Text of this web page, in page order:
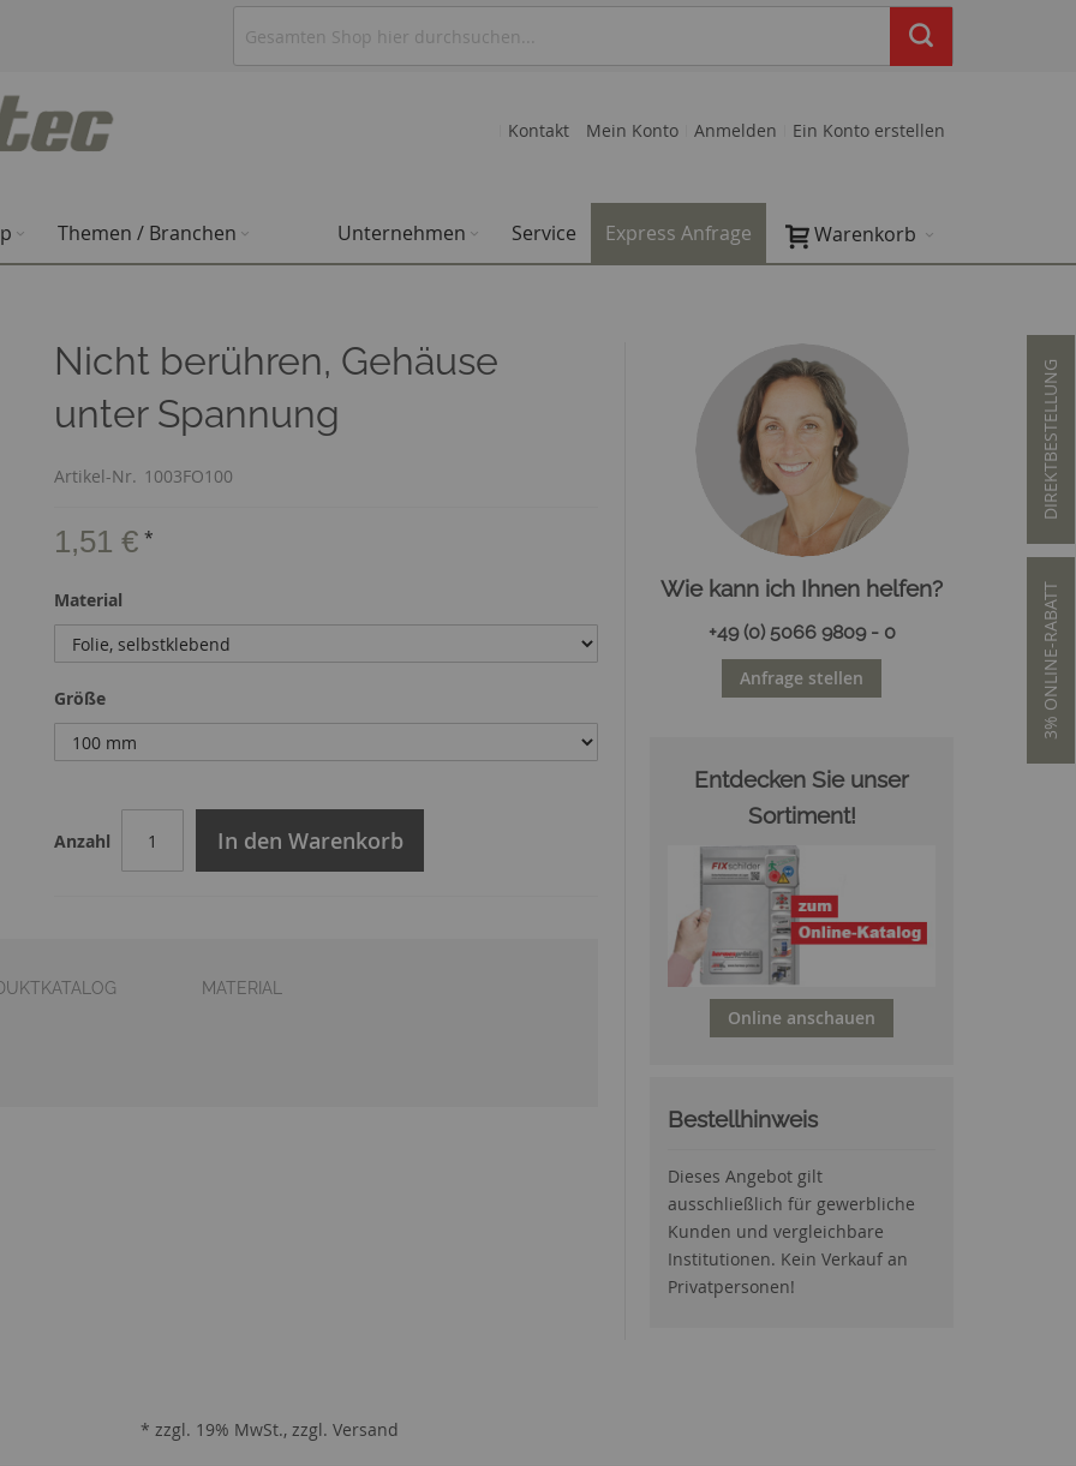
Mein Konto Anmelden Ein Konto erstellen
Kontakt
Warenkorb
Themen / Branchen Express Anfrage
Service
Unternehmen
Nicht berühren, Gehäuse
unter Spannung
Artikel-Nr. 1003FO100
1,51 € *
Material
Größe
Anzahl In den Warenkorb
Wie kann ich Ihnen helfen?
+49 (0) 5066 9809 - 0
Anfrage stellen
Entdecken Sie unser
Sortiment!
Online anschauen
Bestellhinweis
Dieses Angebot gilt
ausschließlich für gewerbliche
Kunden und vergleichbare
Institutionen. Kein Verkauf an
Privatpersonen!
MATERIAL
DIREKTBESTELLUNG
3% ONLINE-RABATT
* zzgl. 19% MwSt., zzgl. Versand